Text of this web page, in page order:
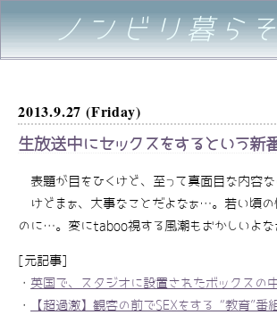
ノンビリ暮ら
2013.9.27 (Friday)
生放送中にセックスをするという新
表題が目をひくけど、至って真面目な内容な
けどまぁ、大事なことだよなぁ…。若い頃の
のに…。変にtaboo視する風潮もおかしいよな
[元記事]
・ 英国で、スタジオに設置されたボックスの
・
【超過激】観客の前でSEXをする “教育”番